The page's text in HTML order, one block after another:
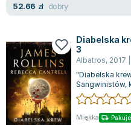
Janina Zającówna
Anna Prus (oprac.)
Nela Mała Reporterka
Agnieszka Maciąg
Barbara Wrzesińska
Terry Pratchett
Virginia Woolf
52.66 zł dobry
Diabelska
3
Albatros, 2017
"Diabelska
Sangwinistów,
wspólnie z
Miękka